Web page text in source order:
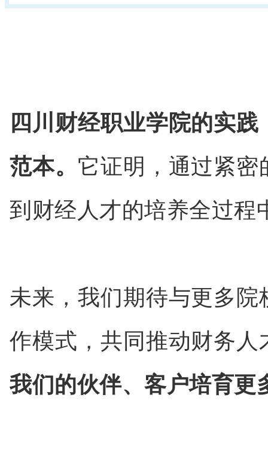
四川财经职业学院的实
范本。 它证明，通过紧
到财经人才的培养全过程
未来，我们期待与更多
作模式，共同推动财务
我们的伙伴、客户培育更